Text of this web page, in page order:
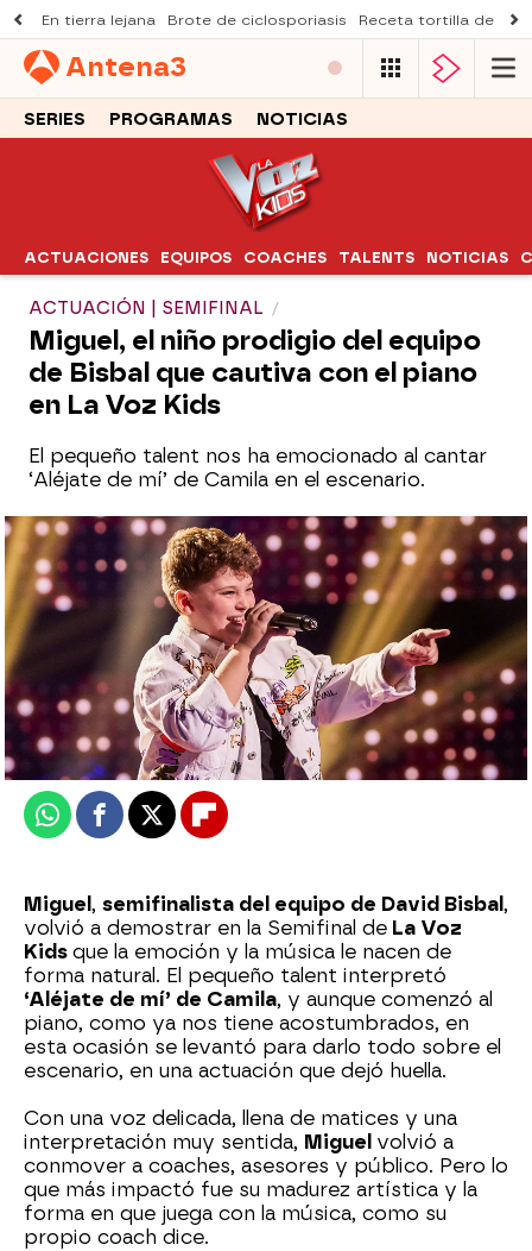
En tierra lejana Brote de ciclosporiasis Receta tortilla de
Antena3
SERIES PROGRAMAS NOTICIAS
ACTUACIONES EQUIPOS COACHES TALENTS NOTICIAS
ACTUACIÓN | SEMIFINAL
Miguel, el niño prodigio del equipo
de Bisbal que cautiva con el piano
en La Voz Kids
El pequeño talent nos ha emocionado al cantar
‘Aléjate de mí’ de Camila en el escenario.
Celia Gil
Publicado:18 de julio de 2025, 23:05
WhatsappFacebook
X Flipboard
Miguel , semifinalista del equipo de David Bisbal ,
volvió a demostrar en la Semifinal de La Voz
Kids que la emoción y la música le nacen de
forma natural. El pequeño talent interpretó
‘Aléjate de mí’ de Camila, y aunque comenzó al
piano, como ya nos tiene acostumbrados, en
esta ocasión se levantó para darlo todo sobre el
escenario, en una actuación que dejó huella.
Con una voz delicada, llena de matices y una
interpretación muy sentida, Miguel volvió a
conmover a coaches, asesores y público. Pero lo
que más impactó fue su madurez artística y la
forma en que juega con la música, como su
propio coach dice.